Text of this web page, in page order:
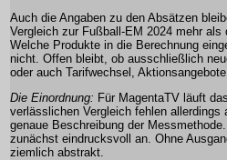
Auch die Angaben zu den Absätzen
Vergleich zur Fußball-EM 2024 mehr
Welche Produkte in die Berechnung
nicht. Offen bleibt, ob ausschließlich
oder auch Tarifwechsel,
Die Einordnung: Für MagentaTV läuft
verlässlichen Vergleich fehlen allerdings
genaue Beschreibung der
zunächst eindrucksvoll an. Ohne
ziemlich abstrakt.